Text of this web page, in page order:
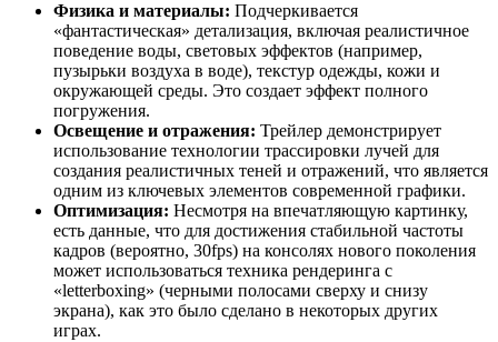
Физика и материалы: Подчеркивается
«фантастическая» детализация, включая реалистичное
поведение воды, световых эффектов (например,
пузырьки воздуха в воде), текстур одежды, кожи и
окружающей среды. Это создает эффект полного
погружения.
Освещение и отражения: Трейлер демонстрирует
использование технологии трассировки лучей для
создания реалистичных теней и отражений, что является
одним из ключевых элементов современной графики.
Оптимизация: Несмотря на впечатляющую картинку,
есть данные, что для достижения стабильной частоты
кадров (вероятно, 30fps) на консолях нового поколения
может использоваться техника рендеринга с
«letterboxing» (черными полосами сверху и снизу
экрана), как это было сделано в некоторых других
играх.